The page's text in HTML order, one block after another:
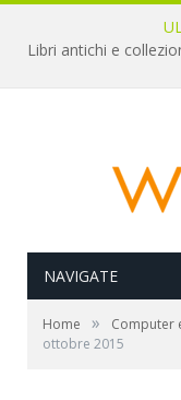
NAVIGATE
Home » Computer
ottobre 2015